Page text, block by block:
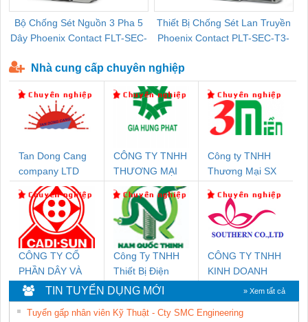
Bộ Chống Sét Nguồn 3 Pha 5
Dây Phoenix Contact FLT-SEC-
Thiết Bị Chống Sét Lan Truyền
Phoenix Contact PLT-SEC-T3-
Nhà cung cấp chuyên nghiệp
Tan Dong Cang
company LTD
CÔNG TY TNHH
THƯƠNG MẠI
DỊCH VỤ KỸ
THUẬT ĐIỆN CƠ
GIA HƯNG
PHÁT
Công ty TNHH
Thương Mại SX
CÔNG TY CỔ
PHẦN DÂY VÀ
CÁP ĐIỆN
THƯỢNG ĐÌNH
Công Ty TNHH
Thiết Bị Điện
Nam Quốc Thịnh
CÔNG TY TNHH
KINH DOANH
DỊCH VỤ XNK
PHƯƠNG NAM
TIN TUYỂN DỤNG MỚI » Xem tất cả
Tuyển gấp nhân viên Kỹ Thuật - Cty SMC Engineering